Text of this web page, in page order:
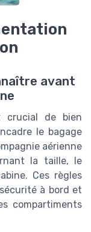
avant
de bien
le bagage
aérienne
la taille, le
Ces règles
à bord et
compartiments